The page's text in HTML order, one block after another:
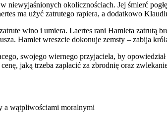
niewyjaśnionych okolicznościach. Jej śmierć
ma użyć zatrutego rapiera, a dodatkowo
wino i umiera. Laertes rani Hamleta zatrutą
Hamlet wreszcie dokonuje zemsty – zabija
swojego wiernego przyjaciela, by
jaką trzeba zapłacić za zbrodnię oraz
a wątpliwościami moralnymi